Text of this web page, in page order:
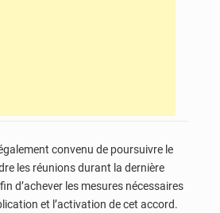
convenu de poursuivre le
les réunions durant la dernière
d’achever les mesures nécessaires
et l’activation de cet accord.